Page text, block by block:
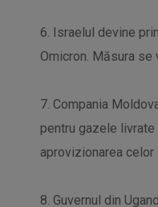
6. Israelul devine
Omicron. Măsura se
7. Compania
pentru gazele
aprovizionarea
8. Guvernul din